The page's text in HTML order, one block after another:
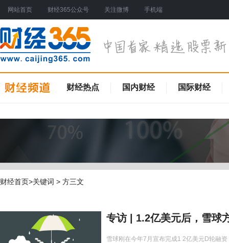
网站首页 财经365公众号 关注微博 手机端
财经热点 国内财经 国际财经
财经首页>关键词 > 方三文
专访 | 1.2亿美元后，雪球
雪球刚在今年7月宣布完成1 2亿美元D轮融